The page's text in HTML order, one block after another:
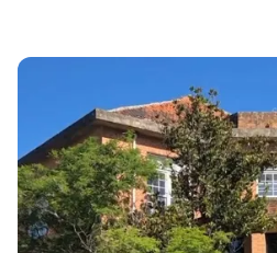
Galeria de imagem